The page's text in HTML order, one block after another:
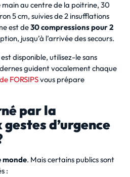
main au centre de la poitrine, 30
5 cm, suivies de 2 insufflations
est de30 compressions pour 2
jusqu’à l’arrivée des secours.
est disponible, utilisez-le sans
guident vocalement chaque
FORSIPSvous prépare
par la
d’urgence
monde. Mais certains publics sont
: